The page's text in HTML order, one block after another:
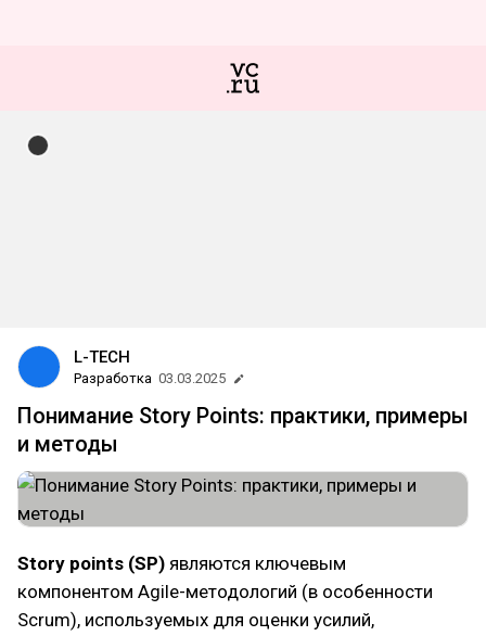
L-TECH
Разработка 03.03.2025
Понимание Story Points: практики, примеры
и методы
Story points (SP) являются ключевым
компонентом Agile-методологий (в особенности
Scrum), используемых для оценки усилий,